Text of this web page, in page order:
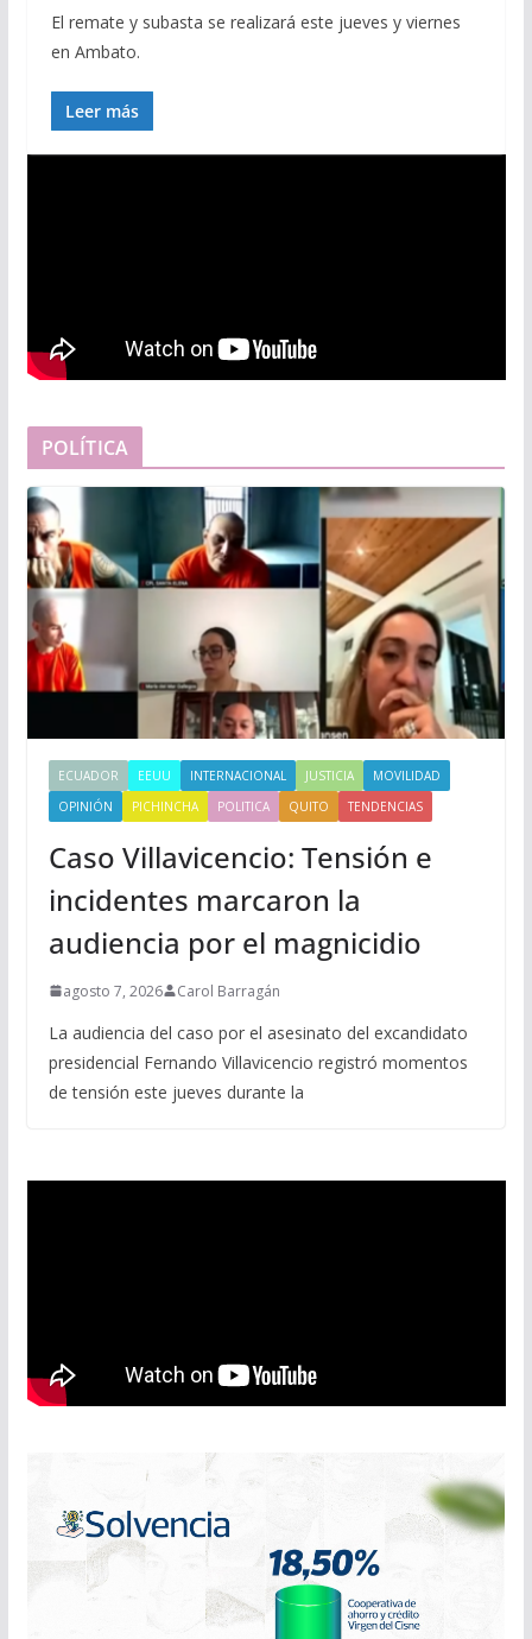
El remate y subasta se realizará este jueves y viernes
en Ambato.
Leer más
POLÍTICA
ECUADOR EEUU INTERNACIONAL JUSTICIA
MOVILIDAD
OPINIÓN
PICHINCHA POLITICA QUITO TENDENCIAS
Caso Villavicencio: Tensión e
incidentes marcaron la
audiencia por el magnicidio
agosto 7, 2026 Carol Barragán
La audiencia del caso por el asesinato del excandidato
presidencial Fernando Villavicencio registró momentos
de tensión este jueves durante la